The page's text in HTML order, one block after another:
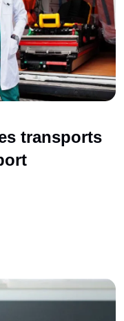
transports